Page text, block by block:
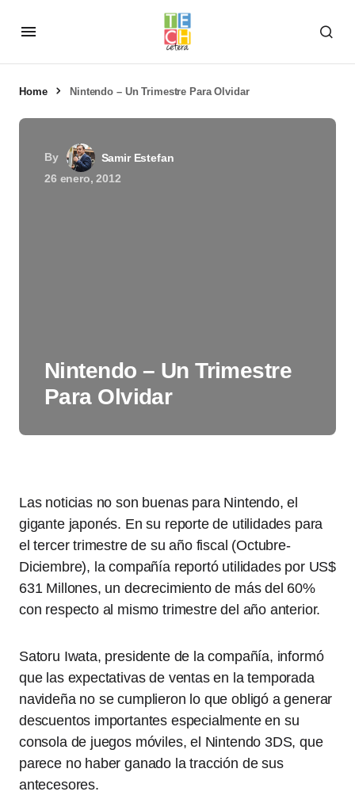
Home Nintendo – Un Trimestre Para Olvidar
By
Samir Estefan
26 enero, 2012
Nintendo – Un Trimestre
Para Olvidar
Las noticias no son buenas para Nintendo, el
gigante japonés. En su reporte de utilidades para
el tercer trimestre de su año fiscal (Octubre-
Diciembre), la compañía reportó utilidades por US$
631 Millones, un decrecimiento de más del 60%
con respecto al mismo trimestre del año anterior.
Satoru Iwata, presidente de la compañía, informó
que las expectativas de ventas en la temporada
navideña no se cumplieron lo que obligó a generar
descuentos importantes especialmente en su
consola de juegos móviles, el Nintendo 3DS, que
parece no haber ganado la tracción de sus
antecesores.